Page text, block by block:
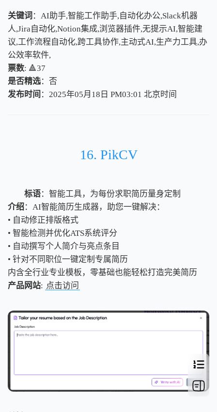
关键词 ：AI助手,智能工作助手,自动化办公,Slack机器
人,Jira自动化,Notion集成,浏览器插件,无提示AI,智能建
议,工作流程自动化,跨工具协作,主动式AI,生产力工具,办
公效率软件,
票数: 🔺37
是否精选：否
发布时间 ：2025年05月18日 PM03:01 北京时间
北京时间
16. PikCV
标语：智能工具，为每份求职简历量身定制
介绍：AI智能简历生成器，助您一键解决：
• 自动修正排版格式
• 智能检测并优化ATS系统评分
• 自动撰写个人简介与亮点条目
• 针对不同职位一键定制专属简历
内含全行业专业模板，零基础也能轻松打造完美简历
产品网站: 点击访问